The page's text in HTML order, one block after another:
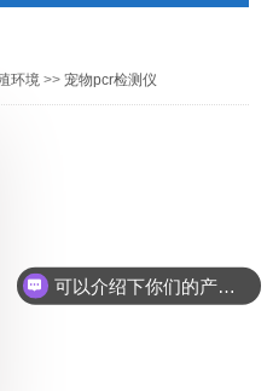
环境 >>宠物pcr检测仪
可以介绍下你们的产品么？